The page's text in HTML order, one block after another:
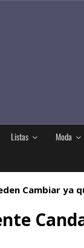
Listas Moda
Cambiar ya